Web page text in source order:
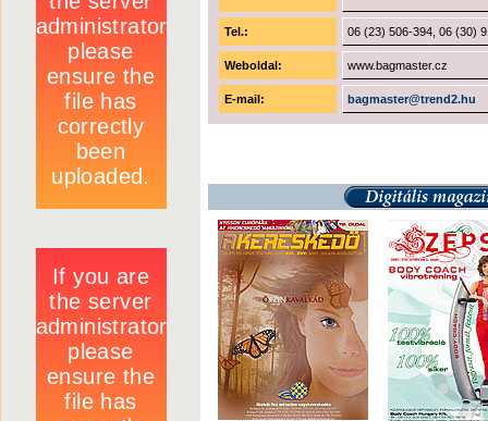
Tel.: 06 (23) 506-394, 06 (30)
Weboldal: www.bagmaster.cz
E-mail: bagmaster@trend2.hu